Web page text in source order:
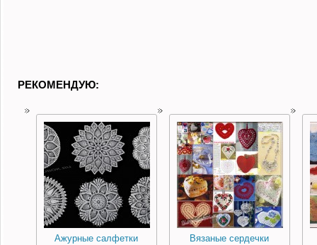
РЕКОМЕНДУЮ:
Ажурные салфетки
Вязаные сердечки